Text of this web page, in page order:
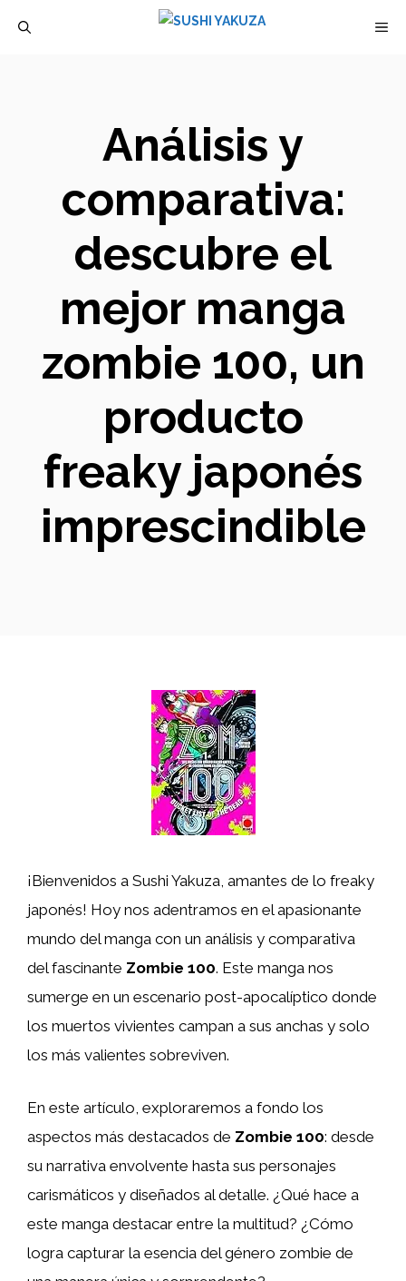
Análisis y
comparativa:
descubre el
mejor manga
zombie 100, un
producto
freaky japonés
imprescindible
¡Bienvenidos a Sushi Yakuza, amantes de lo freaky
japonés! Hoy nos adentramos en el apasionante
mundo del manga con un análisis y comparativa
del fascinante Zombie 100. Este manga nos
sumerge en un escenario post-apocalíptico donde
los muertos vivientes campan a sus anchas y solo
los más valientes sobreviven.
En este artículo, exploraremos a fondo los
aspectos más destacados de Zombie 100: desde
su narrativa envolvente hasta sus personajes
carismáticos y diseñados al detalle. ¿Qué hace a
este manga destacar entre la multitud? ¿Cómo
logra capturar la esencia del género zombie de